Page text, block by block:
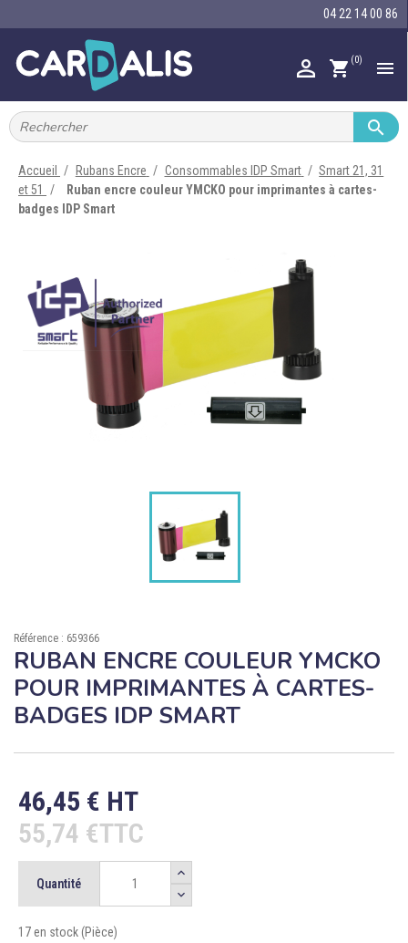
04 22 14 00 86
 shopping_cart (0) 
IMPRIMANTES À BADGES 

CARTE ET BADGE
TOUR DE COU
BRACELET
ÉCORESPONSABLE
Contact

Accueil Rubans Encre Consommables IDP Smart
Smart 21, 31
et 51
Ruban encre couleur YMCKO pour imprimantes à cartes-
badges IDP Smart
Référence : 659366
RUBAN ENCRE COULEUR YMCKO
POUR IMPRIMANTES À CARTES-
BADGES IDP SMART
46,45 € HT
55,74 €TTC
Quantité
17 en stock (Pièce)